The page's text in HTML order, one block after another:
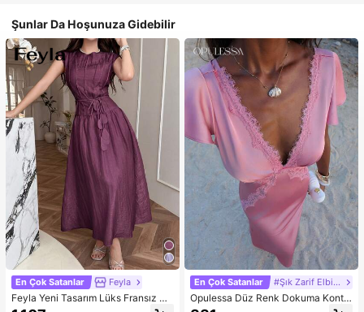
Şunlar Da Hoşunuza Gidebilir
En Çok Satanlar Feyla
Feyla Yeni Tasarım Lüks Fransız Şı
k Romantik Mor Tatil Elbisesi
En Çok Satanlar #Şık Zarif Elbise
Opulessa Düz Renk Dokuma Kontr
ast Dantel V Yaka Kadın Elbisesi, İlk